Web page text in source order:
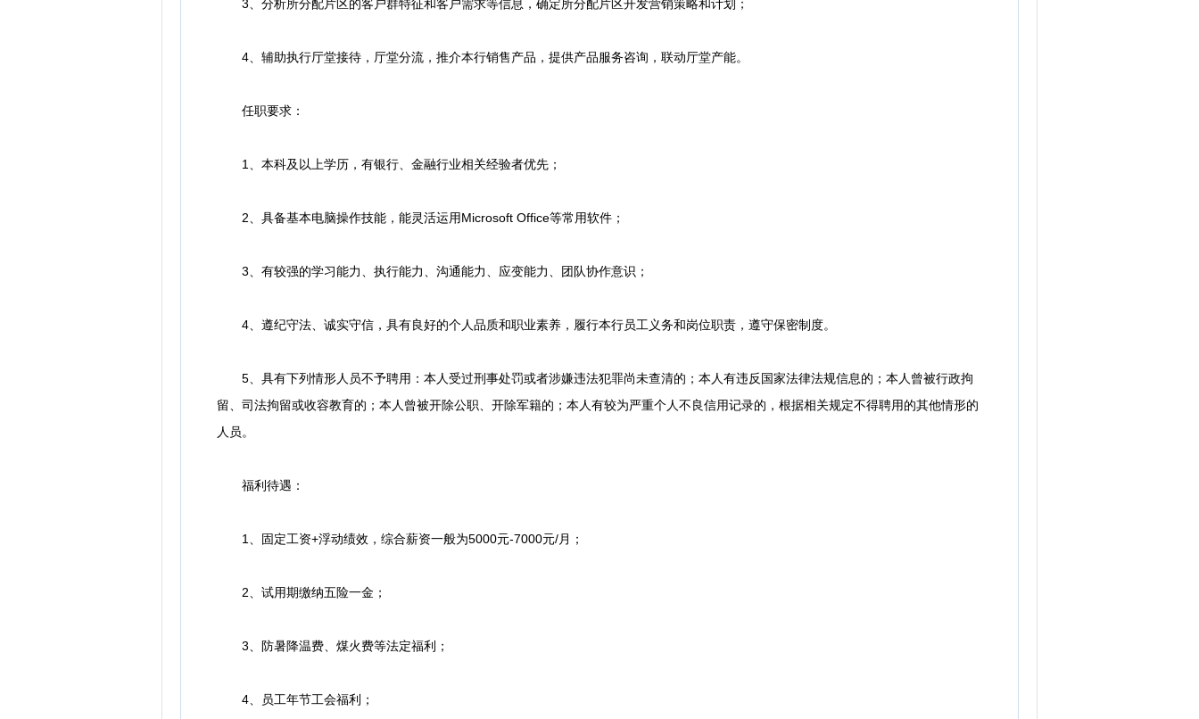
3、分析所分配片区的客户群特征和客户需求等信息，确定所分配片区开发营销策略和计划；
4、辅助执行厅堂接待，厅堂分流，推介本行销售产品，提供产品服务咨询，联动厅堂产能。
任职要求：
1、本科及以上学历，有银行、金融行业相关经验者优先；
2、具备基本电脑操作技能，能灵活运用Microsoft Office等常用软件；
3、有较强的学习能力、执行能力、沟通能力、应变能力、团队协作意识；
4、遵纪守法、诚实守信，具有良好的个人品质和职业素养，履行本行员工义务和岗位职责，遵守保密制度。
5、具有下列情形人员不予聘用：本人受过刑事处罚或者涉嫌违法犯罪尚未查清的；本人有违反国家法律法规信息的；本人曾被行政拘
留、司法拘留或收容教育的；本人曾被开除公职、开除军籍的；本人有较为严重个人不良信用记录的，根据相关规定不得聘用的其他情形的
人员。
福利待遇：
1、固定工资+浮动绩效，综合薪资一般为5000元-7000元/月；
2、试用期缴纳五险一金；
3、防暑降温费、煤火费等法定福利；
4、员工年节工会福利；